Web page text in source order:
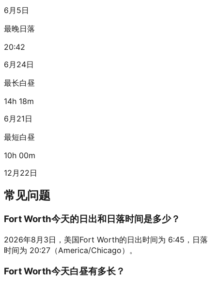
6月5日
最晚日落
20:42
6月24日
最长白昼
14h 18m
6月21日
最短白昼
10h 00m
12月22日
常见问题
Fort Worth今天的日出和日落时间是多少？
2026年8月3日，美国Fort Worth的日出时间为 6:45，日落
时间为 20:27（America/Chicago）。
Fort Worth今天白昼有多长？